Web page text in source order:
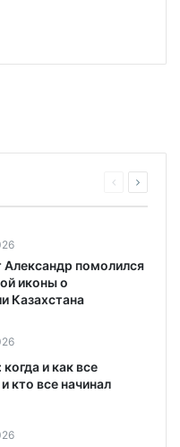
помолился
иконы о
Казахстана
и как все
кто все начинал